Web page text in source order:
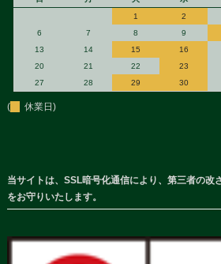
1
2
6
7 8 9
13
14 15 16
20
21 22 23
27
28 29 30
( 休業日)
当サイトは、SSL暗号化通信により、第三者の改
をお守りいたします。